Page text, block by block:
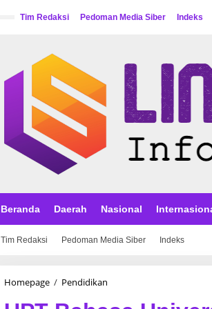
Tim Redaksi Pedoman Media Siber Indeks
Beranda Daerah Nasional
Tim Redaksi Pedoman Media Siber Indeks
Homepage / Pendidikan